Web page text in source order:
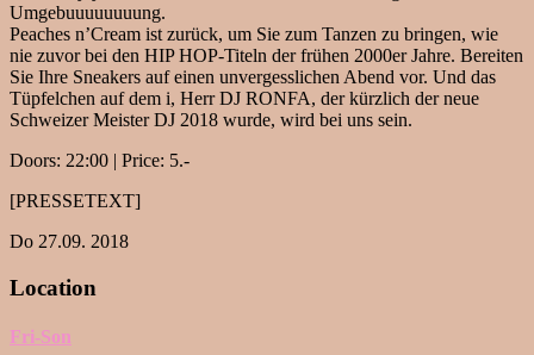
Umgebuuuuuuuung.
Peaches n’Cream ist zurück, um Sie zum Tanzen zu bringen, wie
nie zuvor bei den HIP HOP-Titeln der frühen 2000er Jahre. Bereiten
Sie Ihre Sneakers auf einen unvergesslichen Abend vor. Und das
Tüpfelchen auf dem i, Herr DJ RONFA, der kürzlich der neue
Schweizer Meister DJ 2018 wurde, wird bei uns sein.
Doors: 22:00 | Price: 5.-
[PRESSETEXT]
Do 27.09. 2018
Location
Fri-Son